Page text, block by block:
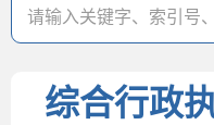
综合行政